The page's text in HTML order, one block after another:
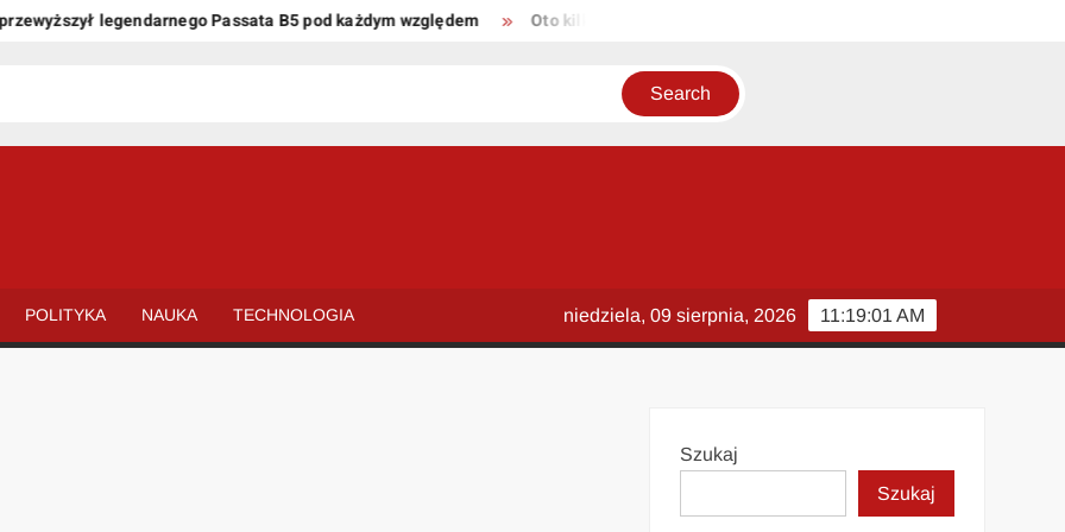
legendarnego Passata B5 pod każdym względem Oto kilka propozycji unikalnych tytułów zachowujących sens
POLITYKA NAUKA TECHNOLOGIA 11:19:02 AM
niedziela, 09 sierpnia, 2026
Szukaj
Szukaj